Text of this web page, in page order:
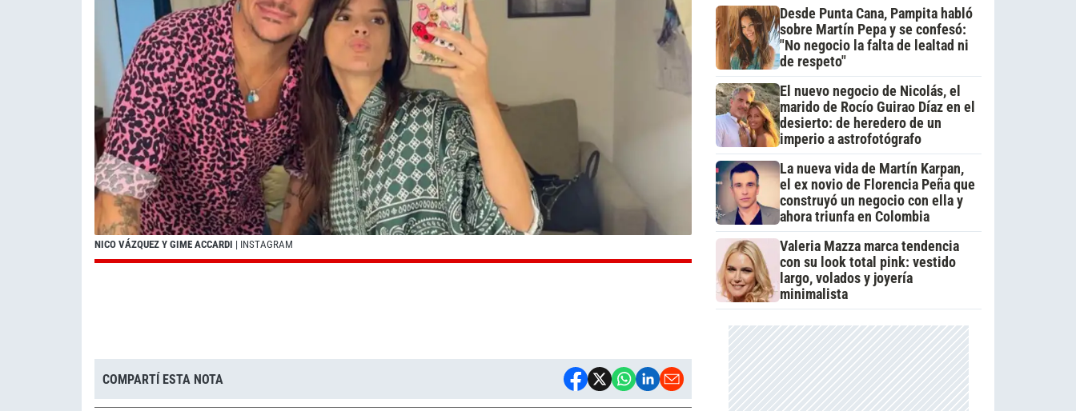
NICO VÁZQUEZ Y GIME ACCARDI | INSTAGRAM
COMPARTÍ ESTA NOTA
Desde Punta Cana, Pampita habló
sobre Martín Pepa y se confesó:
"No negocio la falta de lealtad ni
de respeto"
El nuevo negocio de Nicolás, el
marido de Rocío Guirao Díaz en el
desierto: de heredero de un
imperio a astrofotógrafo
La nueva vida de Martín Karpan,
el ex novio de Florencia Peña que
construyó un negocio con ella y
ahora triunfa en Colombia
Valeria Mazza marca tendencia
con su look total pink: vestido
largo, volados y joyería
minimalista